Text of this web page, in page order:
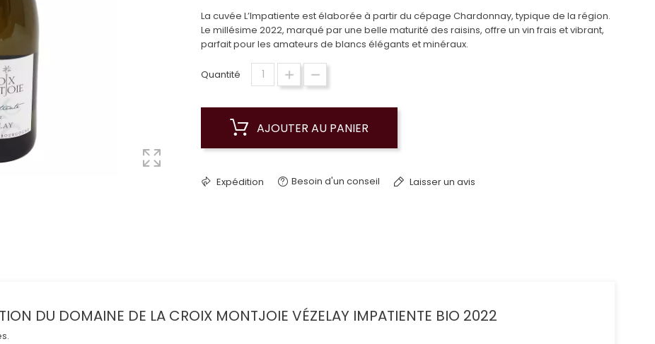
La cuvée L’Impatiente est élaborée à partir du cépage Chardonnay, typique de la région.
Le millésime 2022, marqué par une belle maturité des raisins, offre un vin frais et vibrant,
parfait pour les amateurs de blancs élégants et minéraux.
Quantité
AJOUTER AU PANIER
Expédition Besoin d'un conseil Laisser un avis
DU DOMAINE DE LA CROIX MONTJOIE VÉZELAY IMPATIENTE BIO 2022